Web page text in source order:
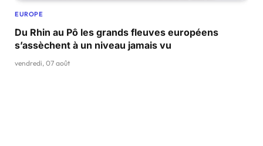
EUROPE
Du Rhin au Pô les grands fleuves européens
s’assèchent à un niveau jamais vu
vendredi, 07 août